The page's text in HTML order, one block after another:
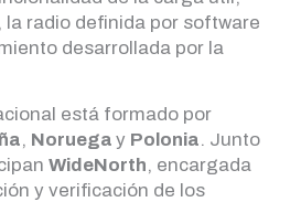
, la radio definida por software
desarrollada por la
está formado por
, Noruegay Polonia. Junto
WideNorth, encargada
y verificación de los